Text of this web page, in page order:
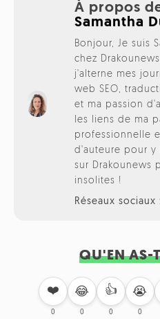
À propos
Samantha
Bonjour, Je suis
chez
j'alterne mes
web SEO,
et ma passion
les liens de ma
professionnelle
d'auteure pour
sur Drakounews
insolites !
Réseaux sociaux :
QU'EN AS-
❤️
0
😂
0
👍
0
😭
0